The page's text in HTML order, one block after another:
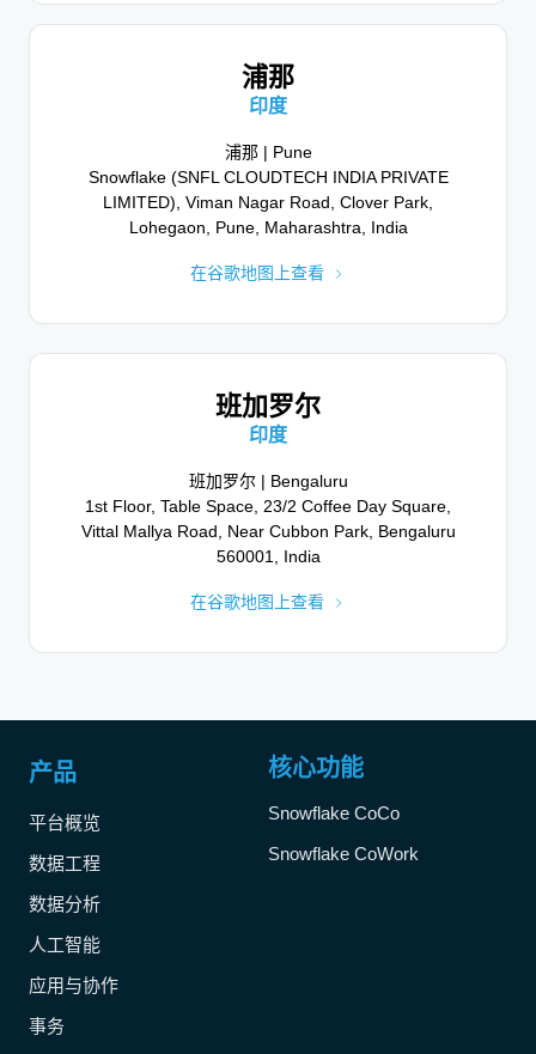
浦那
印度
浦那 | Pune
Snowflake (SNFL CLOUDTECH INDIA PRIVATE
LIMITED), Viman Nagar Road, Clover Park,
Lohegaon, Pune, Maharashtra, India
在谷歌地图上查看
班加罗尔
印度
班加罗尔 | Bengaluru
1st Floor, Table Space, 23/2 Coffee Day Square,
Vittal Mallya Road, Near Cubbon Park, Bengaluru
560001, India
在谷歌地图上查看
在谷歌地图上查看
奥斯陆
挪威
奥斯陆 | Oslo
利雅得
利雅得 | Riyadh
The Esplanade, Prince Turki Ibn Abdulaziz Al Awwal
Road, Riyadh, 12371, Saudi Arabia
在谷歌地图上查看
斯德哥尔摩
瑞典
斯德哥尔摩 | Stockholm
Hötorghuset 2, Sveavägen 15, 111 57 Stockholm,
Sweden
产品
平台概览
数据工程
数据分析
人工智能
应用与协作
事务
核心功能
Snowflake CoCo
Snowflake CoWork